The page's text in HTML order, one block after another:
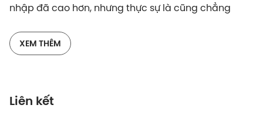
nhập đã cao hơn, nhưng thực sự là cũng chẳng
ĐƯỢC ĐỒNG NÀO! Và chả lẽ, cứ đi làm xong hết thế,
thì bao giờ mới dư ra, để có thể bắt đầu tính đến
Hãy cùng mình ngồi xuống, nghe mình “lên lớp” với
XEM THÊM
Liên kết